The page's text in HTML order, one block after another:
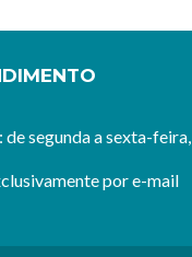
segunda a sexta-feira,
por e-mail